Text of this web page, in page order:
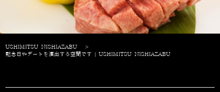
USHIMITSU NISHIAZABU
>
記念日やデートを演出する空間です | USHIMITSU NISHIAZABU